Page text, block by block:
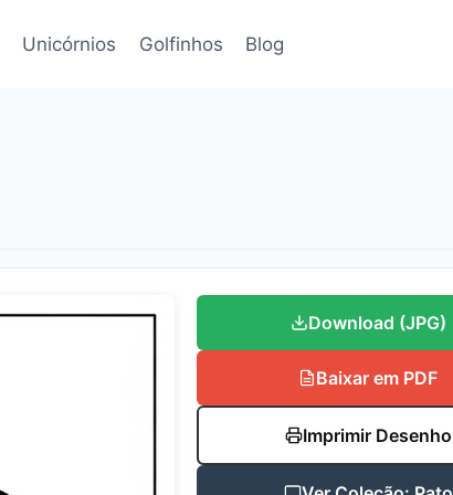
Unicórnios Golfinhos Blog
Download (JPG)
Baixar em PDF
Imprimir Desenho